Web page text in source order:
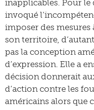
inapplicables. Pour le
invoqué
imposer des mesures
son territoire,
pas la conception
d’expression. Elle a
décision donnerait
d’action contre les
américains alors que